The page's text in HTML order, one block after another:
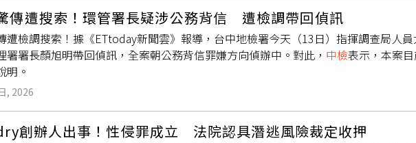
明(35) 、臺北地檢 許智評(36) ；彰化分署 郭景銘(36)；臺北地檢 蔡名堯(37)、
（37)、陳慧玲(38)、張書華(39)；新北地檢 廖先志(39)；新北分署 黃立維(39)；士林地檢 張志明
蓮分署 蔡英俊(40)。臺中地檢 陳信郎
(42) 、莊玲如(42) ；彰化地檢 王銘
傳遭搜索！環管署長疑涉公務背信 遭檢調帶回偵訊
遭檢調搜索！據《ETtoday新聞雲》報導，台中地檢署今天（13日）指揮調查局人
署署長顏旭明帶回偵訊，全案朝公務背信罪嫌方向偵辦中。對此， 中檢表示，本案
明。
, 2026
創辦人出事！性侵罪成立 法院認具潛逃風險裁定收押